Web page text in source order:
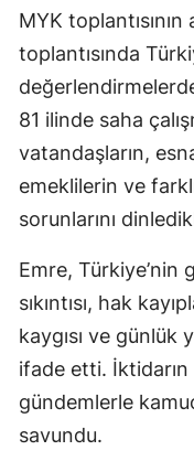
MYK
toplantısında
81 ilinde saha
vatandaşların,
emeklilerin ve
sorunlarını
Emre, Türkiye’nin
sıkıntısı, hak
kaygısı ve günlük
ifade etti.
gündemlerle
savundu.